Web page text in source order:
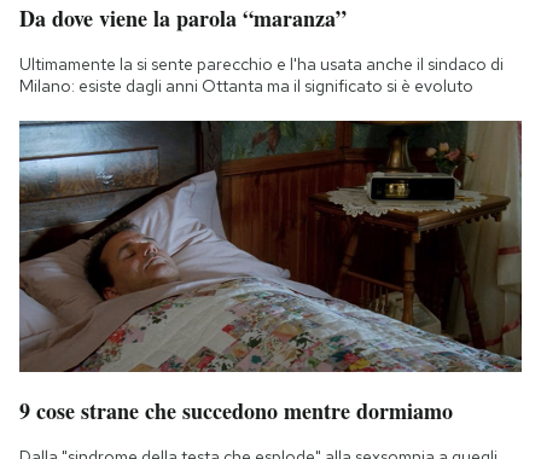
Da dove viene la parola “maranza”
Ultimamente la si sente parecchio e l'ha usata anche il sindaco di
Milano: esiste dagli anni Ottanta ma il significato si è evoluto
9 cose strane che succedono mentre dormiamo